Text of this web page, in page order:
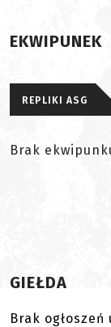
EKWIPUNEK
REPLIKI ASG
Brak
GIEŁDA
Brak